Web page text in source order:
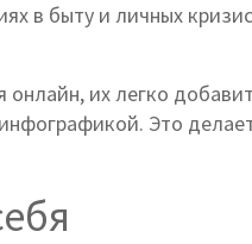
в быту и личных
их легко
Это